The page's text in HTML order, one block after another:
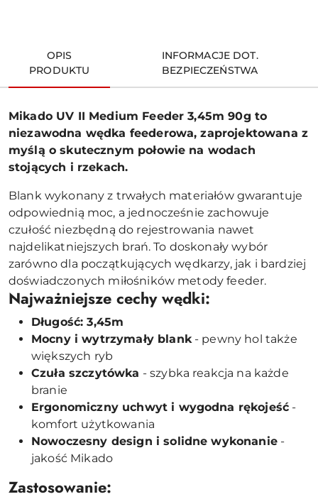
OPIS
PRODUKTU
INFORMACJE DOT.
BEZPIECZEŃSTWA
Mikado UV II Medium Feeder 3,45m 90g to
niezawodna wędka feederowa, zaprojektowana z
myślą o skutecznym połowie na wodach
stojących i rzekach.
Blank wykonany z trwałych materiałów gwarantuje
odpowiednią moc, a jednocześnie zachowuje
czułość niezbędną do rejestrowania nawet
najdelikatniejszych brań. To doskonały wybór
zarówno dla początkujących wędkarzy, jak i bardziej
doświadczonych miłośników metody feeder.
Najważniejsze cechy wędki:
Długość: 3,45m
Mocny i wytrzymały blank- pewny hol także
większych ryb
Czuła szczytówka - szybka reakcja na każde
branie
Ergonomiczny uchwyt i wygodna rękojeść -
komfort użytkowania
Nowoczesny design i solidne wykonanie-
jakość Mikado
Zastosowanie: